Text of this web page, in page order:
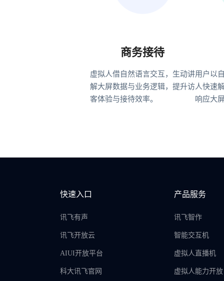
商务接待
虚拟人借自然语言交互，生动讲
解大屏数据与业务逻辑，提升访
客体验与接待效率。
用户以
人快速
响应大
快速入口
讯飞有声
讯飞开放云
AIUI开放平台
科大讯飞官网
产品服务
讯飞智作
智能交互机
虚拟人直播机
虚拟人能力开放